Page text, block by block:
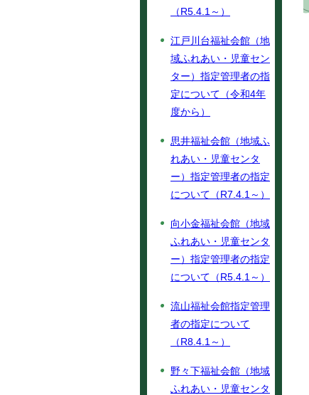
（R5.4.1～）
江戸川台福祉会館（地
域ふれあい・児童セン
ター）指定管理者の指
定について（令和4年
度から）
思井福祉会館（地域ふ
れあい・児童センタ
ー）指定管理者の指定
について（R7.4.1～）
向小金福祉会館（地域
ふれあい・児童センタ
ー）指定管理者の指定
について（R5.4.1～）
流山福祉会館指定管理
者の指定について
（R8.4.1～）
野々下福祉会館（地域
ふれあい・児童センタ